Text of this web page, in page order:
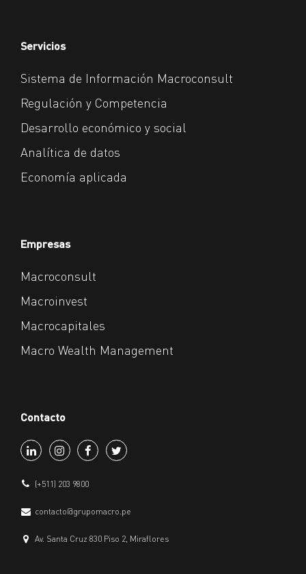
Servicios
Sistema de Información Macroconsult
Regulación y Competencia
Desarrollo económico y social
Analítica de datos
Economía aplicada
Empresas
Macroconsult
Macroinvest
Macrocapitales
Macro Wealth Management
Contacto
(+511) 203 9800
contacto@grupomacro.pe
Av. Santa Cruz 830 Piso 2, Miraflores